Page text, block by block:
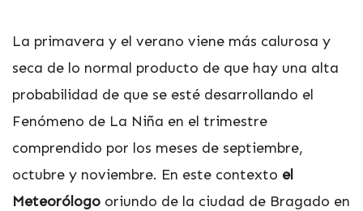
La primavera y el verano viene más calurosa y
seca de lo normal producto de que hay una alta
probabilidad de que se esté desarrollando el
Fenómeno de La Niña en el trimestre
comprendido por los meses de septiembre,
octubre y noviembre. En este contexto el
Meteorólogo oriundo de la ciudad de Bragado en